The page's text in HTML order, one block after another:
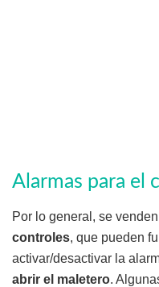
Alarmas para el
Por lo general, se
controles, que pueden
activar/desactivar la
abrir el maletero.